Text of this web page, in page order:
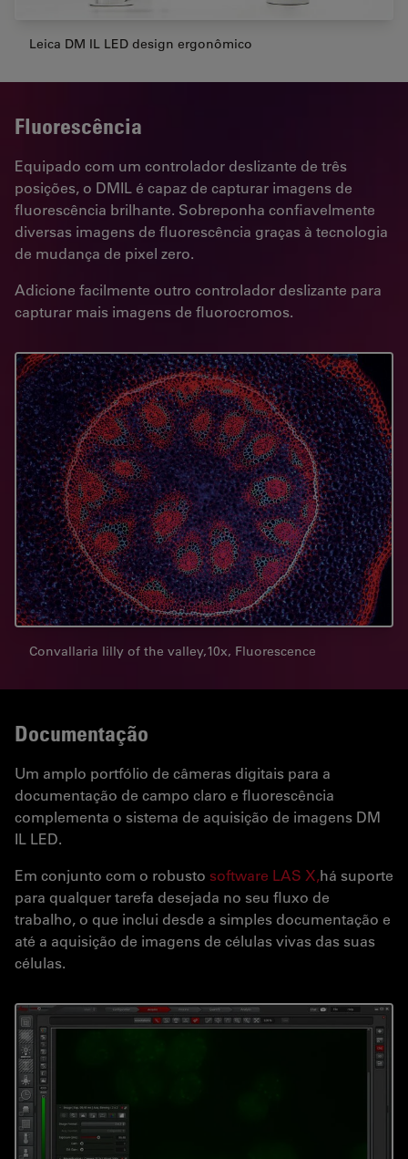
Leica DM IL LED design ergonômico
Fluorescência
Equipado com um controlador deslizante de três
posições, o DMIL é capaz de capturar imagens de
fluorescência brilhante. Sobreponha confiavelmente
diversas imagens de fluorescência graças à tecnologia
de mudança de pixel zero.
Adicione facilmente outro controlador deslizante para
capturar mais imagens de fluorocromos.
Convallaria lilly of the valley,10x, Fluorescence
Documentação
Um amplo portfólio de câmeras digitais para a
documentação de campo claro e fluorescência
complementa o sistema de aquisição de imagens DM
IL LED.
Em conjunto com o robusto software LAS X,há suporte
para qualquer tarefa desejada no seu fluxo de
trabalho, o que inclui desde a simples documentação e
até a aquisição de imagens de células vivas das suas
células.